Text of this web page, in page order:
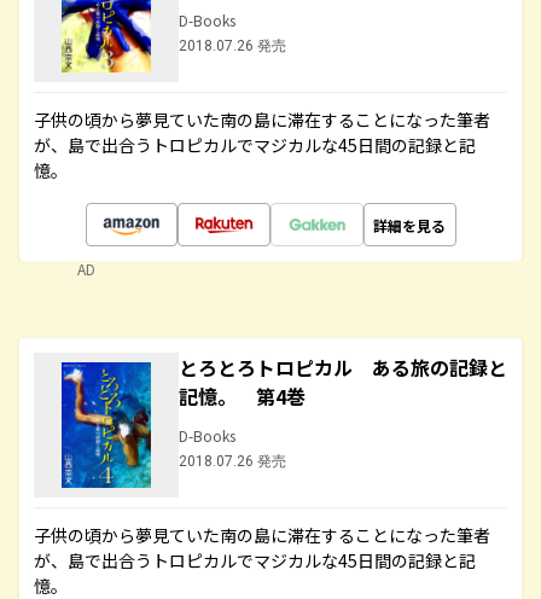
D-Books
2018.07.26 発売
子供の頃から夢見ていた南の島に滞在することになった筆者
が、島で出合うトロピカルでマジカルな45日間の記録と記
憶。
詳細を見る
AD
とろとろトロピカル ある旅の記録と
記憶。 第4巻
D-Books
2018.07.26 発売
子供の頃から夢見ていた南の島に滞在することになった筆者
が、島で出合うトロピカルでマジカルな45日間の記録と記
憶。